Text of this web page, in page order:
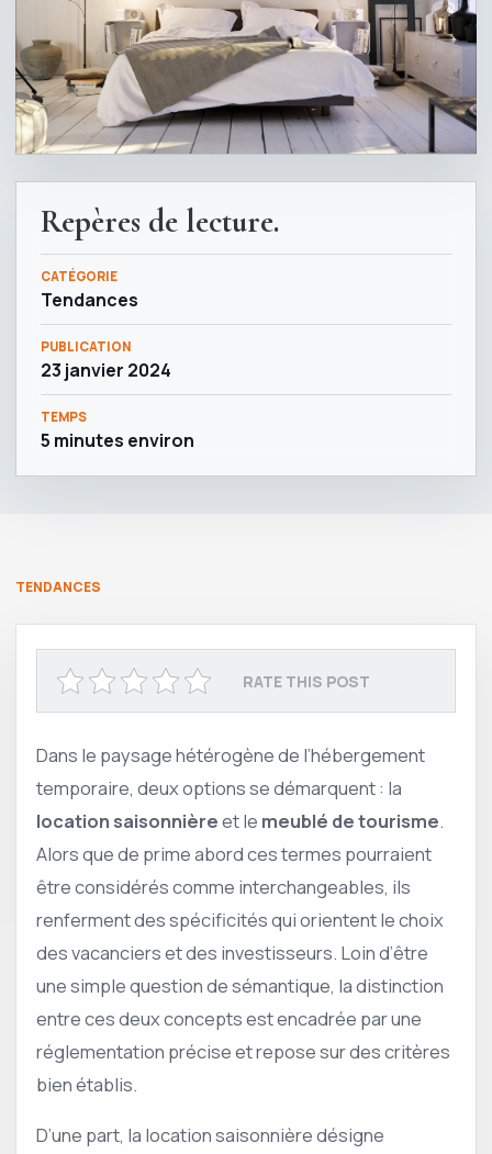
Repères de lecture.
CATÉGORIE
Tendances
PUBLICATION
23 janvier 2024
TEMPS
5 minutes environ
TENDANCES
RATE THIS POST
Dans le paysage hétérogène de l’hébergement
temporaire, deux options se démarquent : la
location saisonnièreet le meublé de tourisme.
Alors que de prime abord ces termes pourraient
être considérés comme interchangeables, ils
renferment des spécificités qui orientent le choix
des vacanciers et des investisseurs. Loin d’être
une simple question de sémantique, la distinction
entre ces deux concepts est encadrée par une
réglementation précise et repose sur des critères
bien établis.
D’une part, la location saisonnière désigne